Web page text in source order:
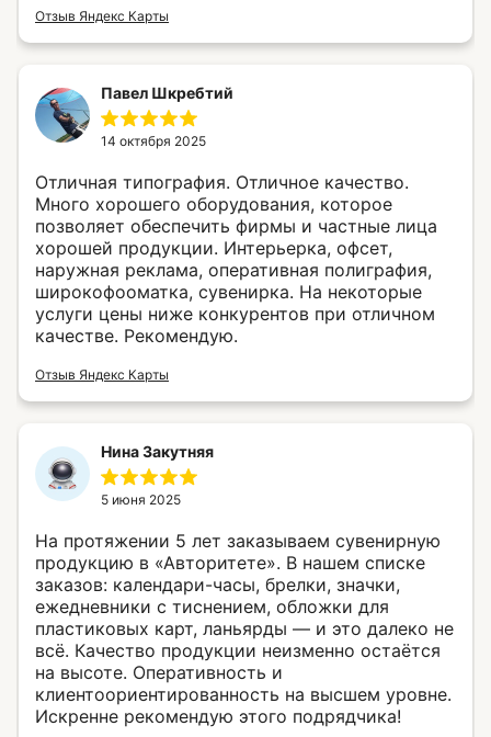
Отзыв Яндекс Карты
Павел Шкребтий
14 октября 2025
Отличная типография. Отличное качество.
Много хорошего оборудования, которое
позволяет обеспечить фирмы и частные лица
хорошей продукции. Интерьерка, офсет,
наружная реклама, оперативная полиграфия,
широкофооматка, сувенирка. На некоторые
услуги цены ниже конкурентов при отличном
качестве. Рекомендую.
Отзыв Яндекс Карты
Нина Закутняя
5 июня 2025
На протяжении 5 лет заказываем сувенирную
продукцию в «Авторитете». В нашем списке
заказов: календари-часы, брелки, значки,
ежедневники с тиснением, обложки для
пластиковых карт, ланьярды — и это далеко не
всё. Качество продукции неизменно остаётся
на высоте. Оперативность и
клиентоориентированность на высшем уровне.
Искренне рекомендую этого подрядчика!
персонализации сервисов и повышения
содержащие информацию о предыдущих
посещениях веб-сайта. Если вы не хотите,
чтобы ваши пользовательские данные
обрабатывались, пожалуйста, ограничьте
Политика ко нфи денциальности
ц и л
Ка рта сайта
Карта сайт а
© 2025 ООО «Флекс-А»